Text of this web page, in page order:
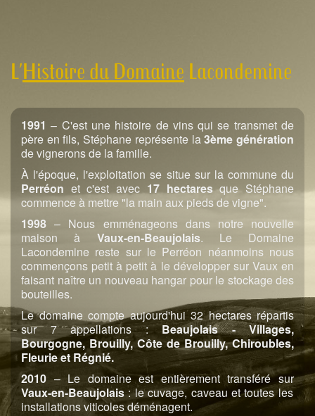
L’Histoire du Domaine Lacondemine
1991 – C'est une histoire de vins qui se transmet de
père en fils, Stéphane représente la3ème génération
de vignerons de la famille.
À l'époque, l'exploitation se situe sur la commune du
Perréon et c'est avec 17 hectaresque Stéphane
commence à mettre "la main aux pieds de vigne".
1998 – Nous emménageons dans notre nouvelle
maison à Vaux-en-Beaujolais. Le Domaine
Lacondemine reste sur le Perréon néanmoins nous
commençons petit à petit à le développer sur Vaux en
faisant naître un nouveau hangar pour le stockage des
bouteilles.
Le domaine compte aujourd'hui 32 hectares répartis
sur 7 appellations :Beaujolais - Villages,
Bourgogne, Brouilly, Côte de Brouilly, Chiroubles,
Fleurie et Régnié.
2010 – Le domaine est entièrement transféré sur
Vaux-en-Beaujolais: le cuvage, caveau et toutes les
installations viticoles déménagent.